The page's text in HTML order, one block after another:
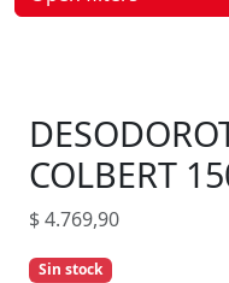
COLBERT
$4.769,90
Sin stock